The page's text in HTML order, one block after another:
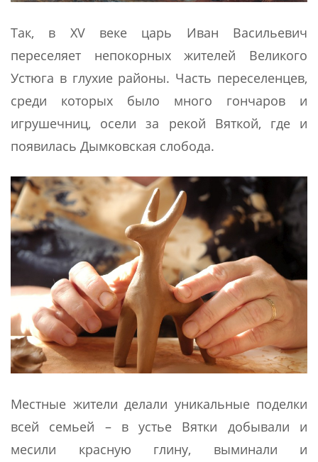
Так, в XV веке царь Иван Васильевич
переселяет непокорных жителей Великого
Устюга в глухие районы. Часть переселенцев,
среди которых было много гончаров и
игрушечниц, осели за рекой Вяткой, где и
появилась Дымковская слобода.
Местные жители делали уникальные поделки
всей семьей – в устье Вятки добывали и
месили красную глину, выминали и